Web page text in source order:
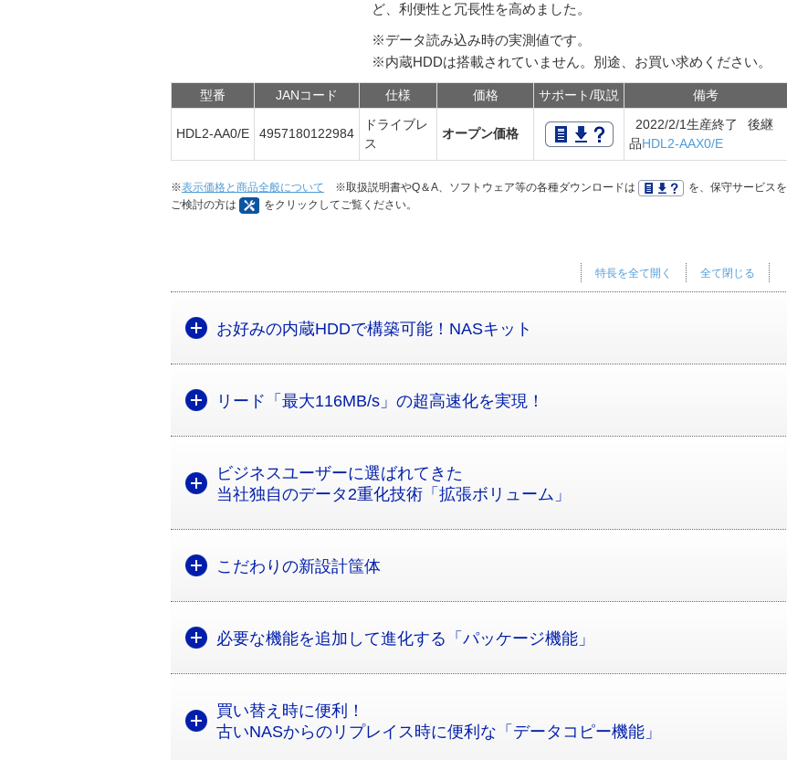
ど、利便性と冗長性を高めました。
※データ読み込み時の実測値です。
※内蔵HDDは搭載されていません。別途、お買い求めください。
型番 JANコード 仕様 価格 サポート/取説 備考
HDL2-AA0/E 4957180122984
ドライブレ
ス
オープン価格
2022/2/1生産終了 後継
品HDL2-AAX0/E
※表示価格と商品全般について ※取扱説明書やQ＆A、ソフトウェア等の各種ダウンロードは
を、保守サービスを
ご検討の方は
をクリックしてご覧ください。
全て閉じる
特長を全て開く
お好みの内蔵HDDで構築可能！NASキット
リード「最大116MB/s」の超高速化を実現！
ビジネスユーザーに選ばれてきた
当社独自のデータ2重化技術「拡張ボリューム」
こだわりの新設計筺体
必要な機能を追加して進化する「パッケージ機能」
買い替え時に便利！
古いNASからのリプレイス時に便利な「データコピー機能」